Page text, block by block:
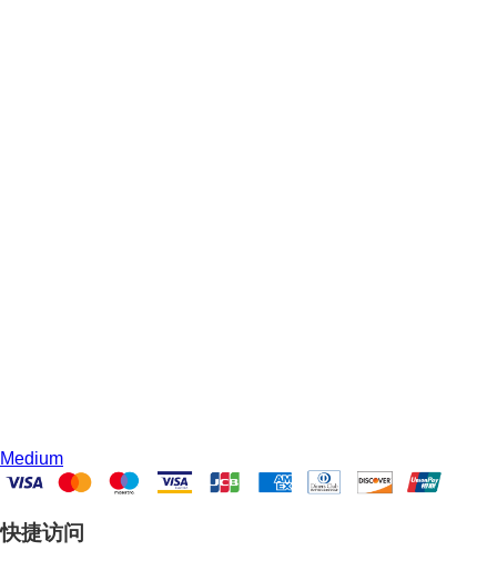
Medium
快捷访问